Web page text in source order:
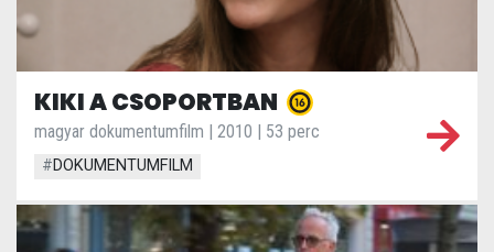
KIKI A CSOPORTBAN
magyar dokumentumfilm | 2010 | 53 perc
#DOKUMENTUMFILM